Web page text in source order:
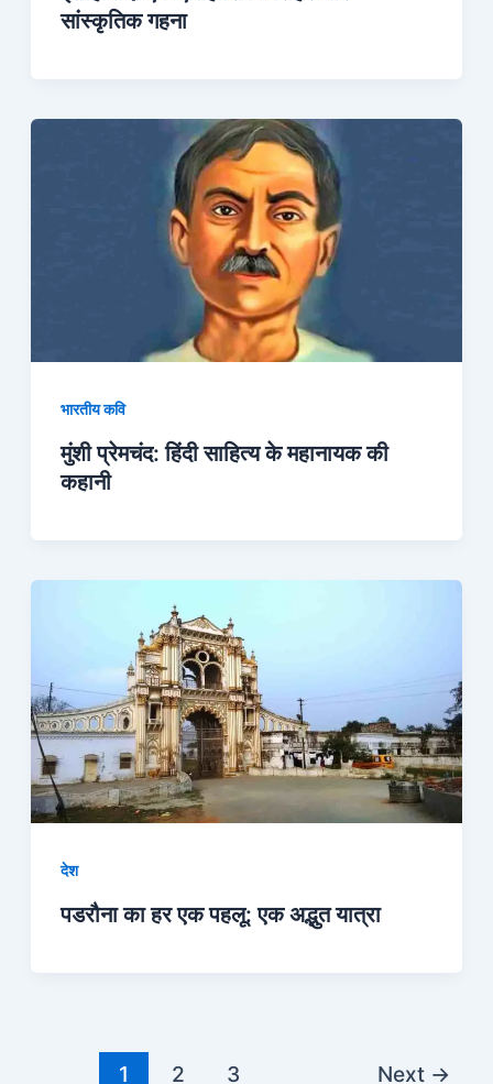
सांस्कृतिक गहना
भारतीय कवि
मुंशी प्रेमचंद: हिंदी साहित्य के महानायक की
कहानी
देश
पडरौना का हर एक पहलू: एक अद्भुत यात्रा
1 2 3 Next →